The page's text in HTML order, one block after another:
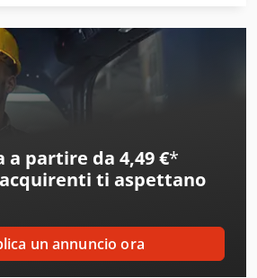
a partire da 4,49 €*
ti aspettano
un annuncio ora